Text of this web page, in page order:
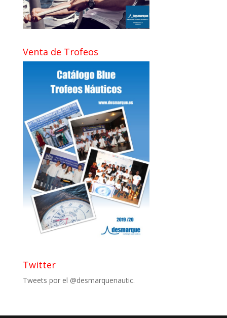
Venta de Trofeos
Twitter
Tweets por el @desmarquenautic.